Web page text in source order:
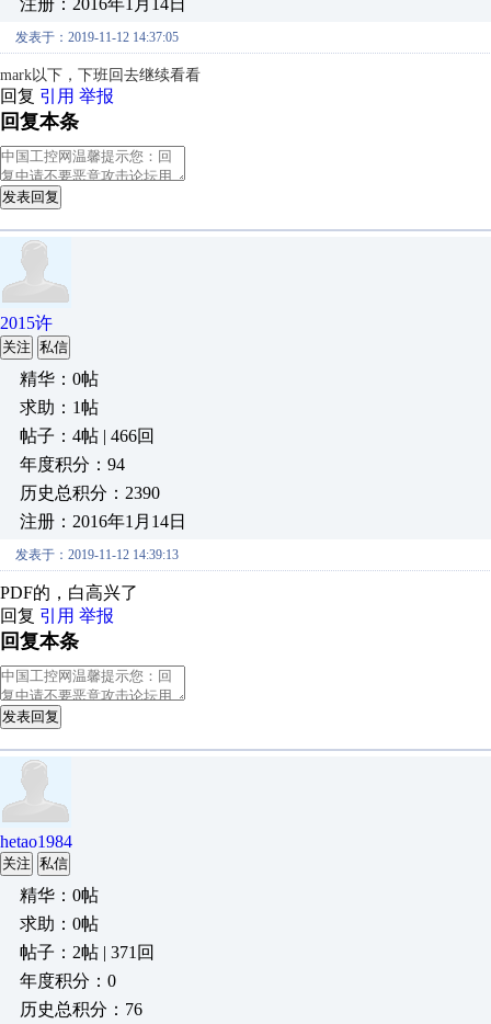
注册：2016年1月14日
发表于：2019-11-12 14:37:05
mark以下，下班回去继续看看
回复 引用 举报
回复本条
发表回复
2015许
关注 私信
精华：0帖
求助：1帖
帖子：4帖 | 466回
年度积分：94
历史总积分：2390
注册：2016年1月14日
发表于：2019-11-12 14:39:13
PDF的，白高兴了
回复 引用 举报
回复本条
发表回复
hetao1984
关注 私信
精华：0帖
求助：0帖
帖子：2帖 | 371回
年度积分：0
历史总积分：76